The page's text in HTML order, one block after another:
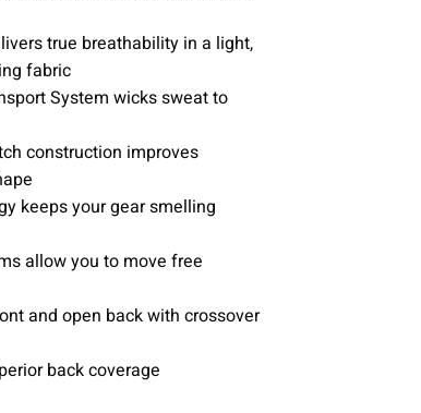
true breathability in a light,
fabric
System wicks sweat to
construction improves
keeps your gear smelling
allow you to move free
and open back with crossover
back coverage